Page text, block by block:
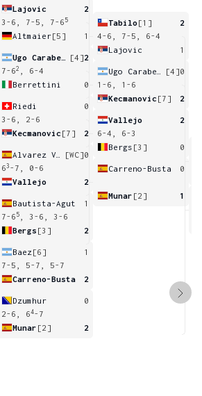
Lajovic
2
3-6, 7-5, 7-6 5
Altmaier[5] 1
[4]2
7-62
, 6-4
Berrettini
0
Riedi
0
3-6, 2-6
Kecmanovic [7] 2
[WC]0
63 -7, 0-6
Vallejo
2
Bautista-Agut
1
7-6 5
, 3-6, 3-6
Bergs [3] 2
Baez [6]
1
7-5, 5-7, 5-7
Carreno-Busta
2
Dzumhur
0
2-6, 64-7
Munar [2] 2
Tabilo [1]
2
4-6, 7-5, 6-4
Lajovic
1
[4]0
1-6, 1-6
Kecmanovic [7] 2
Vallejo
2
6-4, 6-3
Bergs [3] 0
Carreno-Busta 0
Munar [2] 1